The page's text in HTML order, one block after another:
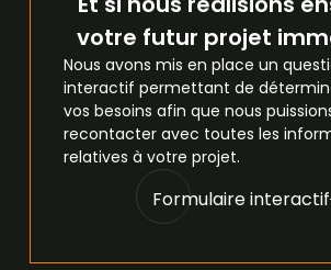
votre futur projet
Nous avons mis en place un
interactif permettant de
vos besoins afin que nous
recontacter avec toutes les
relatives à votre projet.
Formulaire interactif